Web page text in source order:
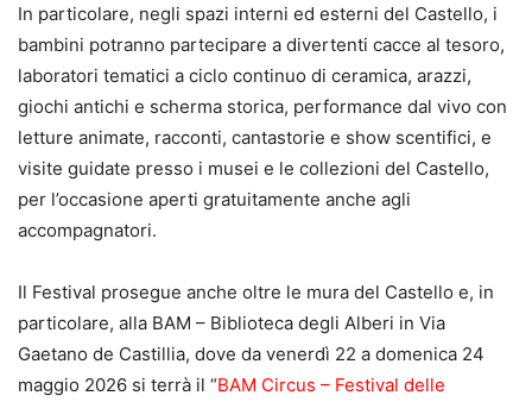
In particolare, negli spazi interni ed esterni del Castello, i
bambini potranno partecipare a divertenti cacce al tesoro,
laboratori tematici a ciclo continuo di ceramica, arazzi,
giochi antichi e scherma storica, performance dal vivo con
letture animate, racconti, cantastorie e show scentifici, e
visite guidate presso i musei e le collezioni del Castello,
per l’occasione aperti gratuitamente anche agli
accompagnatori.
Il Festival prosegue anche oltre le mura del Castello e, in
particolare, alla BAM – Biblioteca degli Alberi in Via
Gaetano de Castillia, dove da venerdì 22 a domenica 24
maggio 2026 si terrà il “BAM Circus – Festival delle